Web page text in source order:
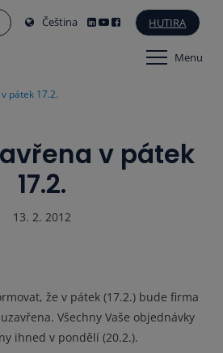
Čeština HUTIRA
Menu
pátek 17.2.
v pátek
17.2.
13. 2. 2012
že v pátek (17.2.) bude firma
Všechny Vaše objednávky
ihned v pondělí (20.2.).